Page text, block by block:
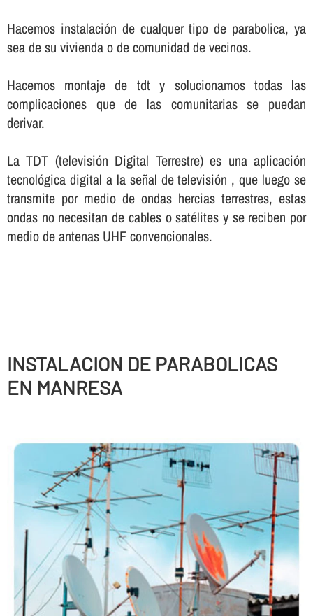
Hacemos instalación de cualquer tipo de parabolica, ya
sea de su vivienda o de comunidad de vecinos.
Hacemos montaje de tdt y solucionamos todas las
complicaciones que de las comunitarias se puedan
derivar.
La TDT (televisión Digital Terrestre) es una aplicación
tecnológica digital a la señal de televisión , que luego se
transmite por medio de ondas hercias terrestres, estas
ondas no necesitan de cables o satélites y se reciben por
medio de antenas UHF convencionales.
INSTALACION DE PARABOLICAS
EN MANRESA